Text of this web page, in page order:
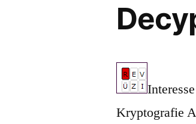
Kryptografie